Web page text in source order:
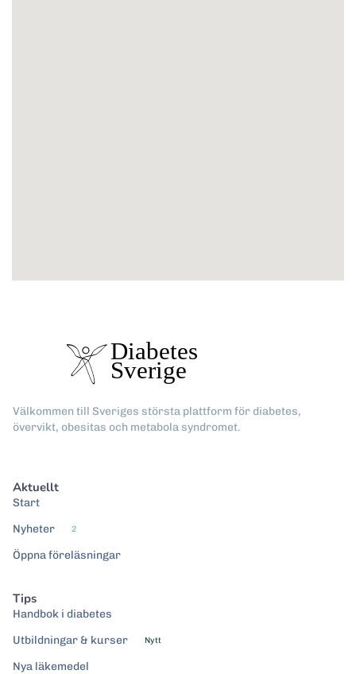
Välkommen till Sveriges största plattform för diabetes,
övervikt, obesitas och metabola syndromet.
Aktuellt
Start
Nyheter
2
Öppna föreläsningar
Tips
Handbok i diabetes
Utbildningar & kurser
Nytt
Nya läkemedel